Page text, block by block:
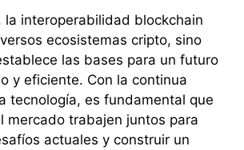
la interoperabilidad blockchain
ecosistemas cripto, sino
las bases para un futuro
y eficiente. Con la continua
tecnología, es fundamental que
mercado trabajen juntos para
actuales y construir un